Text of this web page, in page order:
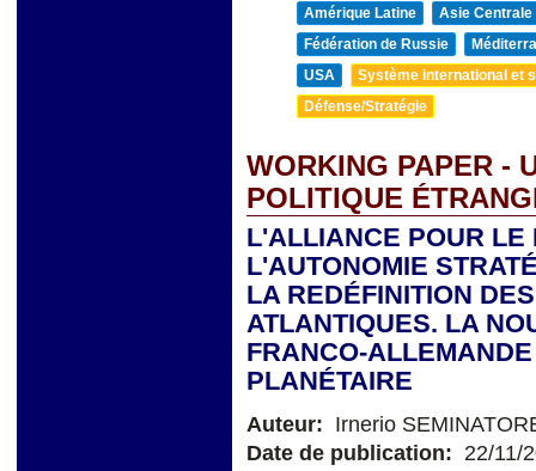
Amérique Latine
Asie Centrale
Fédération de Russie
USA
Système international et
Défense/Stratégie
WORKING PAPER -
POLITIQUE
L'ALLIANCE POUR LE
L'AUTONOMIE
LA REDÉFINITION
ATLANTIQUES. LA
FRANCO-
PLANÉTAIRE
Auteur: Irnerio
Date de publication: 22/11/